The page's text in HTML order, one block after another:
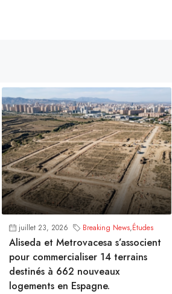
juillet 23, 2026 Breaking News,Études
Aliseda et Metrovacesa s’associent
pour commercialiser 14 terrains
destinés à 662 nouveaux
logements en Espagne.